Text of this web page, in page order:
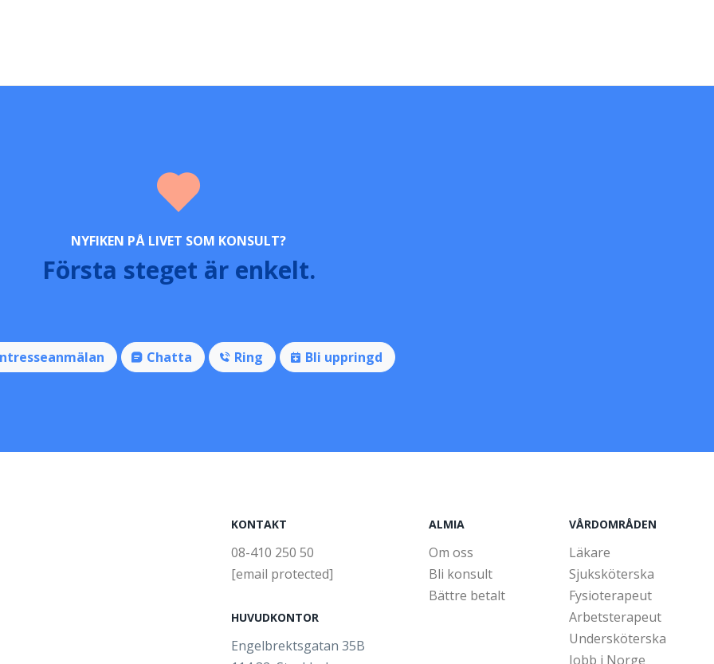
NYFIKEN PÅ LIVET SOM KONSULT?
Första steget är enkelt.
Chatta Ring Bli uppringd
KONTAKT
08-410 250 50
[email protected]
HUVUDKONTOR
Engelbrektsgatan 35B
ALMIA
Om oss
Bli konsult
Bättre betalt
VÅRDOMRÅDEN
Läkare
Sjuksköterska
Fysioterapeut
Arbetsterapeut
Undersköterska
Jobb i Norge